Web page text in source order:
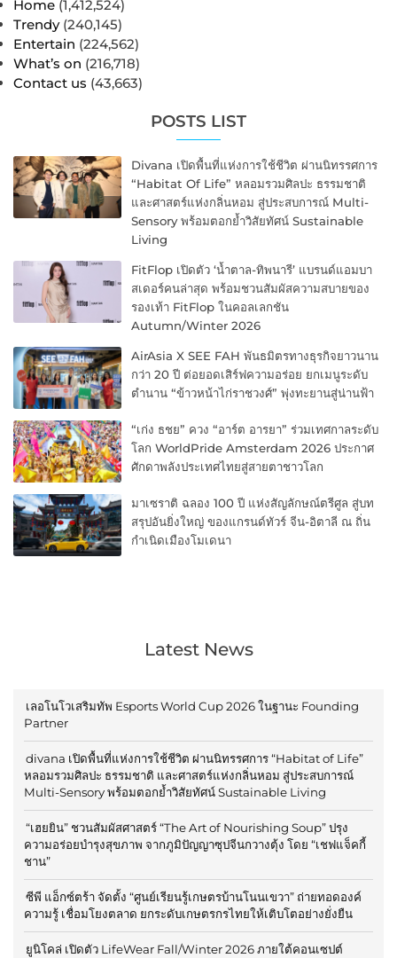
Home (1,412,524)
Trendy (240,145)
Entertain (224,562)
What’s on (216,718)
Contact us (43,663)
POSTS LIST
Divana เปิดพื้นที่แห่งการใช้ชีวิต ผ่านนิทรรศการ
“Habitat Of Life” หลอมรวมศิลปะ ธรรมชาติ
และศาสตร์แห่งกลิ่นหอม สู่ประสบการณ์ Multi-
Sensory พร้อมตอกย้ำวิสัยทัศน์ Sustainable
Living
FitFlop เปิดตัว ‘น้ำตาล-ทิพนารี’ แบรนด์แอมบา
สเดอร์คนล่าสุด พร้อมชวนสัมผัสความสบายของ
รองเท้า FitFlop ในคอลเลกชัน
Autumn/Winter 2026
AirAsia X SEE FAH พันธมิตรทางธุรกิจยาวนาน
กว่า 20 ปี ต่อยอดเสิร์ฟความอร่อย ยกเมนูระดับ
ตำนาน “ข้าวหน้าไก่ราชวงศ์” พุ่งทะยานสู่น่านฟ้า
“เก่ง ธชย” ควง “อาร์ต อารยา” ร่วมเทศกาลระดับ
โลก WorldPride Amsterdam 2026 ประกาศ
ศักดาพลังประเทศไทยสู่สายตาชาวโลก
มาเซราติ ฉลอง 100 ปี แห่งสัญลักษณ์ตรีศูล สู่บท
สรุปอันยิ่งใหญ่ ของแกรนด์ทัวร์ จีน-อิตาลี ณ ถิ่น
กำเนิดเมืองโมเดนา
Latest News
เลอโนโวเสริมทัพ Esports World Cup 2026 ในฐานะ Founding
Partner
divana เปิดพื้นที่แห่งการใช้ชีวิต ผ่านนิทรรศการ “Habitat of Life”
หลอมรวมศิลปะ ธรรมชาติ และศาสตร์แห่งกลิ่นหอม สู่ประสบการณ์
Multi-Sensory พร้อมตอกย้ำวิสัยทัศน์ Sustainable Living
“เฮยยิน” ชวนสัมผัสศาสตร์ “The Art of Nourishing Soup” ปรุง
ความอร่อยบำรุงสุขภาพ จากภูมิปัญญาซุปจีนกวางตุ้ง โดย “เชฟแจ็คกี้
ชาน”
ซีพี แอ็กซ์ตร้า จัดตั้ง “ศูนย์เรียนรู้เกษตรบ้านโนนเขวา” ถ่ายทอดองค์
ความรู้ เชื่อมโยงตลาด ยกระดับเกษตรกรไทยให้เติบโตอย่างยั่งยืน
ยูนิโคล่ เปิดตัว LifeWear Fall/Winter 2026 ภายใต้คอนเซปต์